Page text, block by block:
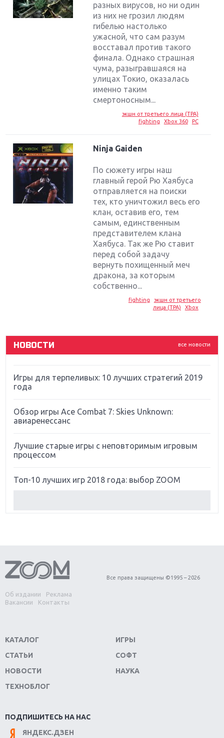
разных вирусов, но ни один
из них не грозил людям
гибелью настолько
ужасной, что сам разум
восставал против такого
финала. Однако страшная
чума, разыгравшаяся на
улицах Токио, оказалась
именно таким
смертоносным...
экшн от третьего лица (TPA)
fighting
Xbox 360 PC
Ninja Gaiden
По сюжету игры наш
главный герой Рю Хаябуса
отправляется на поиски
тех, кто уничтожил весь его
клан, оставив его, тем
самым, единственным
представителем клана
Хаябуса. Так же Рю ставит
перед собой задачу
вернуть похищенный меч
дракона, за которым
собственно...
fighting
экшн от третьего
лица (TPA)
Xbox
все новости
НОВОСТИ
Крупнейшие релизы мая: Nintendo, Microsoft и
Far Cry 5: хвалить нельзя ругать
Игры для терпеливых: 10 лучших стратегий 2019
года
Обзор игры Ace Combat 7: Skies Unknown:
авиаренессанс
Лучшие старые игры с неповторимым игровым
процессом
Топ-10 лучших игр 2018 года: выбор ZOOM
Обзор игры Forza Horizon 4: вершина эволюции
Две важных новинки для консолей: Spider-Man и
Divinity Original Sin 2
Switch
Обзор игры The Crew 2: покорение Америки
Важнейшие анонсы E3 2018
Крупнейшие релизы мая: Nintendo, Microsoft и
Об издании
Реклама
Вакансии
Контакты
Все права защищены ©1995 – 2026
КАТАЛОГ
СТАТЬИ
НОВОСТИ
ТЕХНОБЛОГ
ИГРЫ
СОФТ
НАУКА
ПОДПИШИТЕСЬ НА НАС
ЯНДЕКС.ДЗЕН